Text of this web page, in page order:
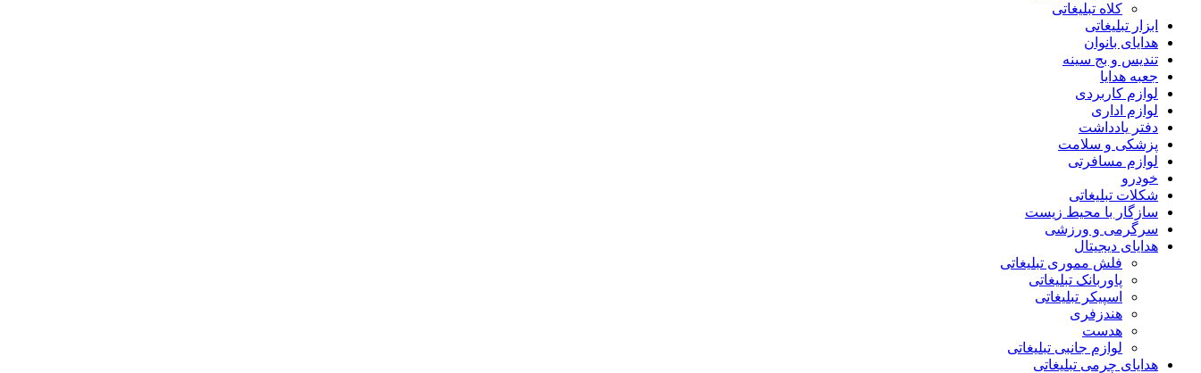
کلاه تبلیغاتی
ابزار تبلیغاتی
هدایای بانوان
تندیس و بج سینه
جعبه هدایا
لوازم کاربردی
لوازم اداری
دفتر یادداشت
پزشکی و سلامت
لوازم مسافرتی
خودرو
شکلات تبلیغاتی
سازگار با محیط زیست
سرگرمی و ورزشی
هدایای دیجیتال
فلش مموری تبلیغاتی
پاوربانک تبلیغاتی
اسپیکر تبلیغاتی
هندزفری
هدست
لوازم جانبی تبلیغاتی
هدایای چرمی تبلیغاتی